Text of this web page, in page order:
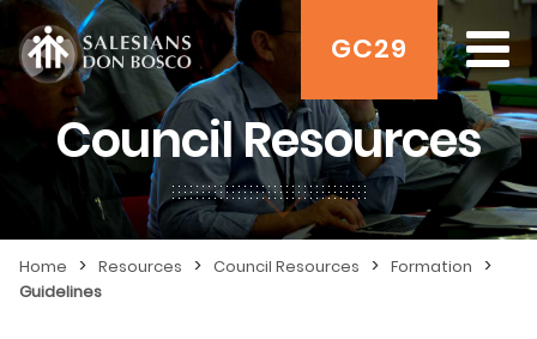
GC29
Council Resources
Home > Resources > Council Resources > Formation >
Guidelines